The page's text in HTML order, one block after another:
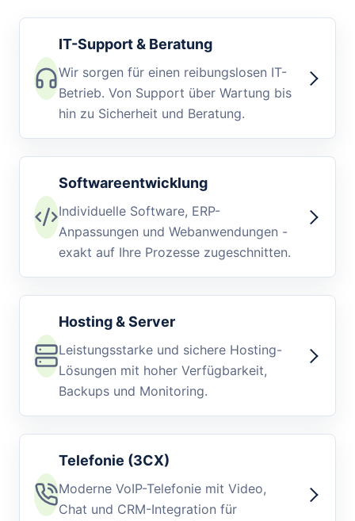
IT-Support & Beratung
Wir sorgen für einen reibungslosen IT-
Betrieb. Von Support über Wartung bis
hin zu Sicherheit und Beratung.
Softwareentwicklung
Individuelle Software, ERP-
Anpassungen und Webanwendungen -
exakt auf Ihre Prozesse zugeschnitten.
Hosting & Server
Leistungsstarke und sichere Hosting-
Lösungen mit hoher Verfügbarkeit,
Backups und Monitoring.
Telefonie (3CX)
Moderne VoIP-Telefonie mit Video,
Chat und CRM-Integration für